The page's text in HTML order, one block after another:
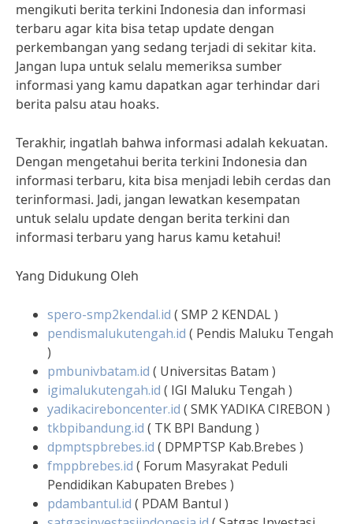
mengikuti berita terkini Indonesia dan informasi
terbaru agar kita bisa tetap update dengan
perkembangan yang sedang terjadi di sekitar kita.
Jangan lupa untuk selalu memeriksa sumber
informasi yang kamu dapatkan agar terhindar dari
berita palsu atau hoaks.
Terakhir, ingatlah bahwa informasi adalah kekuatan.
Dengan mengetahui berita terkini Indonesia dan
informasi terbaru, kita bisa menjadi lebih cerdas dan
terinformasi. Jadi, jangan lewatkan kesempatan
untuk selalu update dengan berita terkini dan
informasi terbaru yang harus kamu ketahui!
Yang Didukung Oleh
spero-smp2kendal.id ( SMP 2 KENDAL )
pendismalukutengah.id ( Pendis Maluku Tengah
)
pmbunivbatam.id ( Universitas Batam )
igimalukutengah.id ( IGI Maluku Tengah )
yadikacireboncenter.id ( SMK YADIKA CIREBON )
tkbpibandung.id ( TK BPI Bandung )
dpmptspbrebes.id ( DPMPTSP Kab.Brebes )
fmppbrebes.id ( Forum Masyrakat Peduli
Pendidikan Kabupaten Brebes )
pdambantul.id ( PDAM Bantul )